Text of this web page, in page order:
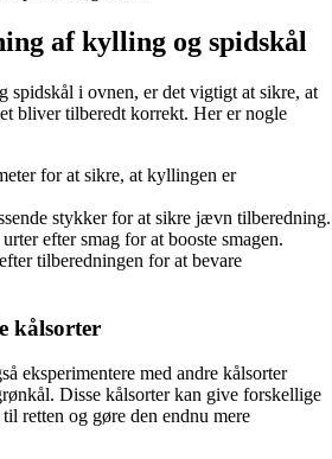
af kylling og spidskål
spidskål i ovnen, er det vigtigt at sikre, at
bliver tilberedt korrekt. Her er nogle
for at sikre, at kyllingen er
stykker for at sikre jævn tilberedning.
efter smag for at booste smagen.
tilberedningen for at bevare
kålsorter
eksperimentere med andre kålsorter
Disse kålsorter kan give forskellige
retten og gøre den endnu mere